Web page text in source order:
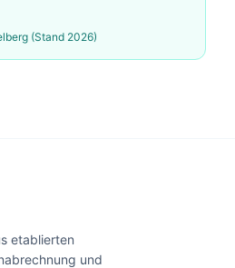
(Stand 2026)
etablierten
und